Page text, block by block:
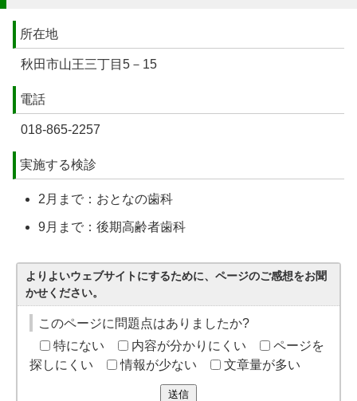
所在地
秋田市山王三丁目5－15
電話
018-865-2257
実施する検診
2月まで：おとなの歯科
9月まで：後期高齢者歯科
よりよいウェブサイトにするために、ページのご感想をお聞
かせください。
このページに問題点はありましたか?
特にない
内容が分かりにくい
ページを
探しにくい
情報が少ない 文章量が多い
送信